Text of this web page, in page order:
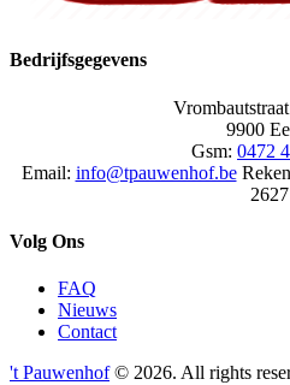
Bedrijfsgegevens
9900
Gsm: 0472
Email: info@tpauwenhof.be
2627
Volg Ons
FAQ
Nieuws
Contact
't Pauwenhof© 2026. All rights